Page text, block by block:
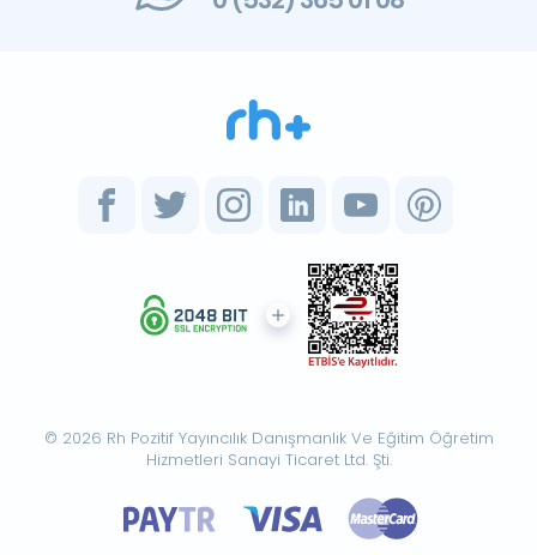
© 2026 Rh Pozitif Yayıncılık Danışmanlık Ve Eğitim Öğretim
Hizmetleri Sanayi Ticaret Ltd. Şti.